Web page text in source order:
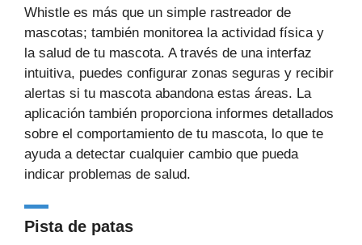
Whistle es más que un simple rastreador de
mascotas; también monitorea la actividad física y
la salud de tu mascota. A través de una interfaz
intuitiva, puedes configurar zonas seguras y recibir
alertas si tu mascota abandona estas áreas. La
aplicación también proporciona informes detallados
sobre el comportamiento de tu mascota, lo que te
ayuda a detectar cualquier cambio que pueda
indicar problemas de salud.
Pista de patas